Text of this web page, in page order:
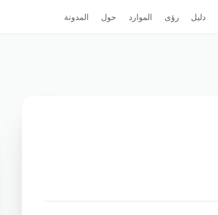
دليل رؤى الموارد حول المدونة